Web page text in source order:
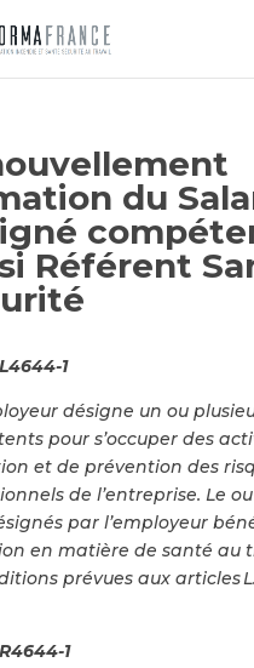
du
Référent
1
désigne un ou
pour s’occuper des
et de prévention des
de l’entreprise. Le
par l’employeur
en matière de santé au
prévues aux articles L.
1